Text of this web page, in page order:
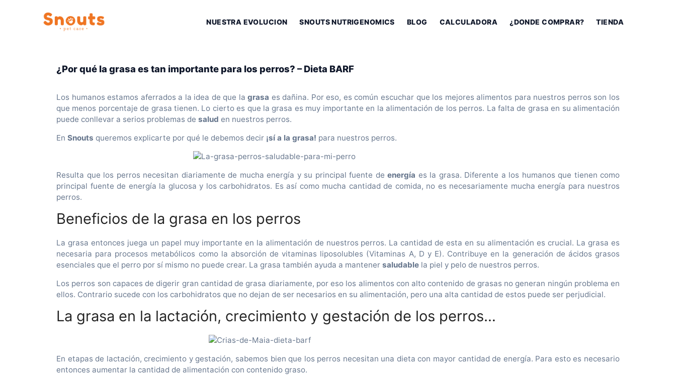
NUESTRA EVOLUCION SNOUTS NUTRIGENOMICS BLOG CALCULADORA ¿DONDE COMPRAR? TIENDA
¿Por qué la grasa es tan importante para los perros? – Dieta BARF
Los humanos estamos aferrados a la idea de que la grasa es dañina. Por eso, es común escuchar que los mejores alimentos para nuestros perros son los
que menos porcentaje de grasa tienen. Lo cierto es que la grasa es muy importante en la alimentación de los perros. La falta de grasa en su alimentación
puede conllevar a serios problemas de salud en nuestros perros.
En Snouts queremos explicarte por qué le debemos decir ¡sí a la grasa! para nuestros perros.
Resulta que los perros necesitan diariamente de mucha energía y su principal fuente de energía es la grasa. Diferente a los humanos que tienen como
principal fuente de energía la glucosa y los carbohidratos. Es así como mucha cantidad de comida, no es necesariamente mucha energía para nuestros
perros.
Beneficios de la grasa en los perros
La grasa entonces juega un papel muy importante en la alimentación de nuestros perros. La cantidad de esta en su alimentación es crucial. La grasa es
necesaria para procesos metabólicos como la absorción de vitaminas liposolubles (Vitaminas A, D y E). Contribuye en la generación de ácidos grasos
esenciales que el perro por sí mismo no puede crear. La grasa también ayuda a mantener saludable la piel y pelo de nuestros perros.
Los perros son capaces de digerir gran cantidad de grasa diariamente, por eso los alimentos con alto contenido de grasas no generan ningún problema en
ellos. Contrario sucede con los carbohidratos que no dejan de ser necesarios en su alimentación, pero una alta cantidad de estos puede ser perjudicial.
La grasa en la lactación, crecimiento y gestación de los perros…
En etapas de lactación, crecimiento y gestación, sabemos bien que los perros necesitan una dieta con mayor cantidad de energía. Para esto es necesario
entonces aumentar la cantidad de alimentación con contenido graso.